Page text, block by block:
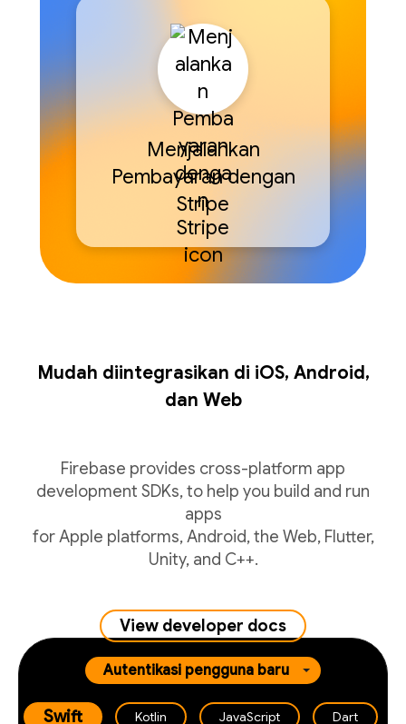
Menjalankan
Pembayaran dengan
Stripe
Mudah diintegrasikan di iOS, Android,
dan Web
Firebase provides cross-platform app
development SDKs, to help you build and run
apps
for Apple platforms, Android, the Web, Flutter,
Unity, and C++.
View developer docs